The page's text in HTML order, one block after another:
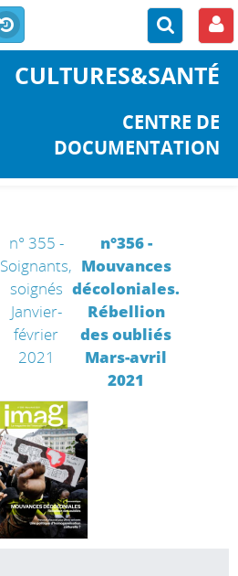
CULTURES&SANTÉ
CENTRE DE
DOCUMENTATION
n° 355 -
Soignants,
soignés
Janvier-
février
2021
n°356 -
Mouvances
décoloniales.
Rébellion
des oubliés
Mars-avril
2021